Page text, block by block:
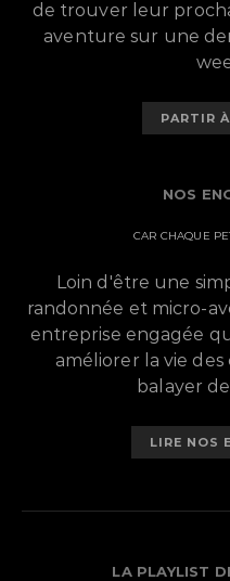
de trouver leur
aventure sur une
PARTIR
NOS
CAR CHAQUE
Loin d'être une
randonnée et micro-
entreprise engagée
améliorer la vie
balayer
LIRE NOS
LA PLAYLIST